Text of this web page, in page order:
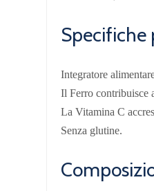
Integratore
Il Ferro contribuisce
La Vitamina C
Senza glutine.